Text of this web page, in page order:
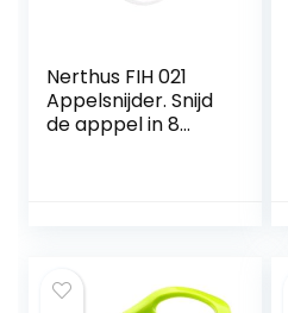
Nerthus FIH 021
Appelsnijder. Snijd
de apppel in 8